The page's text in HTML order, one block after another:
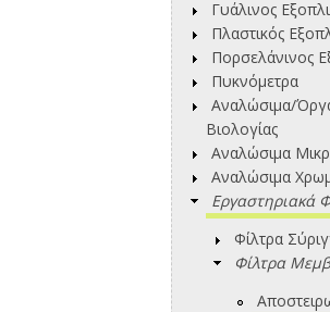
Γυάλινος
Πλαστικός
Πορσελάνινος
Πυκνόμετρα
Αναλώσιμα/
Βιολογίας
Αναλώσιμα
Αναλώσιμα
Εργαστηριακά
Φίλτρα
Φίλτρα